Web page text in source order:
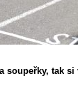
soupeřky, tak